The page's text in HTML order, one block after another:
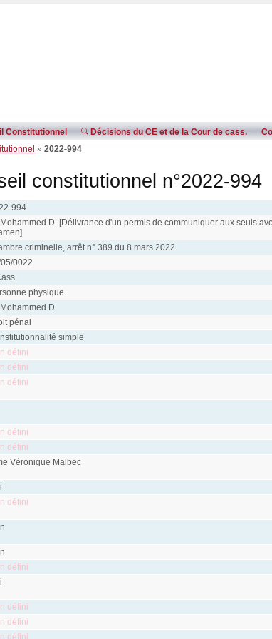
Constitutionnel Décisions du CE et de la Cour de cass.
» 2022-994
constitutionnel n°2022-994
994
Mohammed D. [Délivrance d'un permis de communiquer aux seuls
criminelle, arrêt n° 389 du 8 mars 2022
0022
physique
Mohammed D.
pénal
simple
défini
défini
défini
défini
défini
Véronique Malbec
défini
défini
défini
défini
défini